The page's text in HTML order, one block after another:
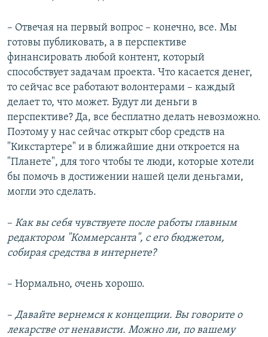
– Отвечая на первый вопрос – конечно, все. Мы
готовы публиковать, а в перспективе
финансировать любой контент, который
способствует задачам проекта. Что касается денег,
то сейчас все работают волонтерами – каждый
делает то, что может. Будут ли деньги в
перспективе? Да, все бесплатно делать невозможно.
Поэтому у нас сейчас открыт сбор средств на
"Кикстартере" и в ближайшие дни откроется на
"Планете", для того чтобы те люди, которые хотели
бы помочь в достижении нашей цели деньгами,
могли это сделать.
–​ Как вы себя чувствуете после работы главным
редактором "Коммерсанта", с его бюджетом,
собирая средства в интернете?
– Нормально, очень хорошо.
–​ Давайте вернемся к концепции. Вы говорите о
лекарстве от ненависти. Можно ли, по вашему